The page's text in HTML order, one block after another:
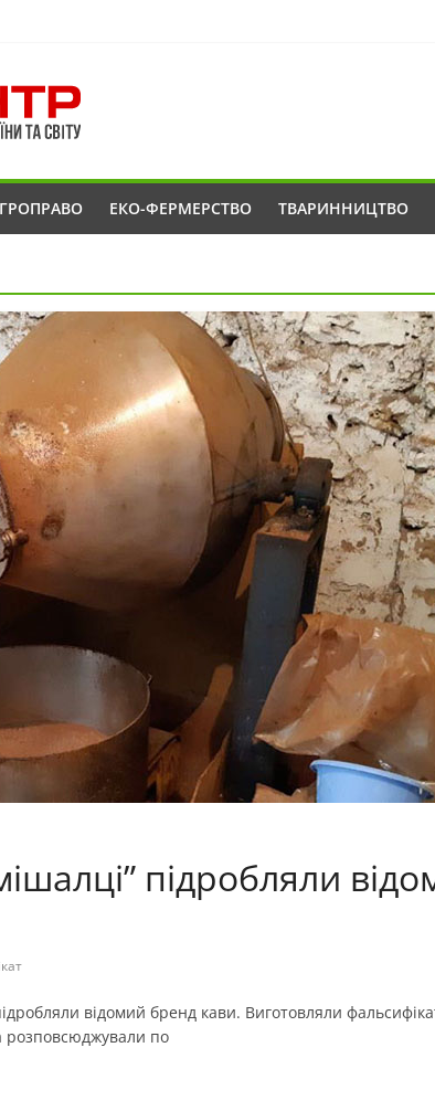
ЕКО-ФЕРМЕРСТВО ТВАРИННИЦТВО
підробляли
відомий бренд кави. Виготовляли
розповсюджували по